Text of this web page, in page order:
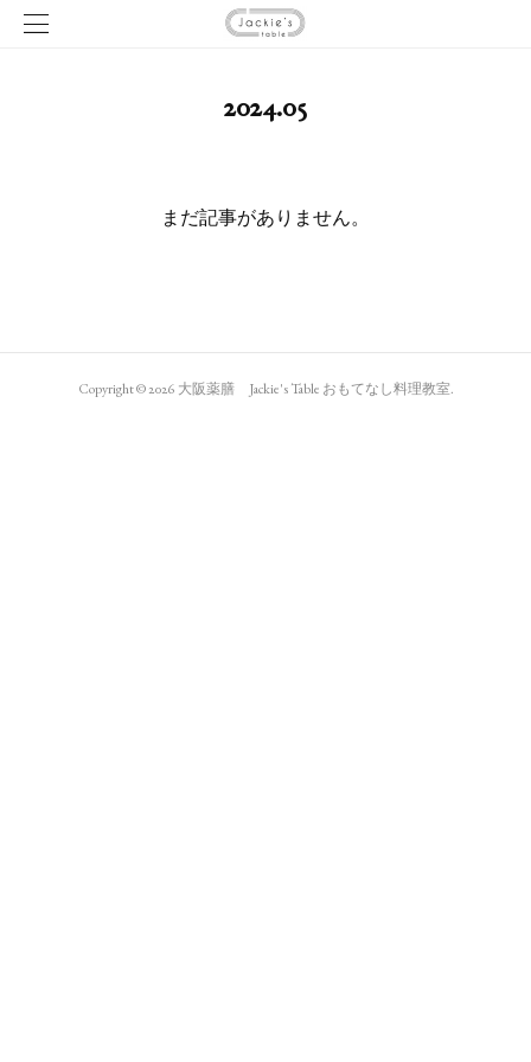
2024.05
まだ記事がありません。
Copyright ©2026 大阪薬膳 Jackie's Table おもてなし料理教室.